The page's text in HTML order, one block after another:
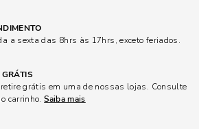
a sexta das 8hrs às 17hrs, exceto feriados.
GRÁTIS
grátis em uma de nossas lojas. Consulte
carrinho.Saiba mais